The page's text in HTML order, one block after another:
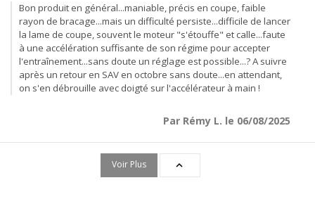
Bon produit en général...maniable, précis en coupe, faible
rayon de bracage...mais un difficulté persiste...difficile de lancer
la lame de coupe, souvent le moteur "s'étouffe" et calle...faute
à une accélération suffisante de son régime pour accepter
l'entraînement...sans doute un réglage est possible...? A suivre
après un retour en SAV en octobre sans doute...en attendant,
on s'en débrouille avec doigté sur l'accélérateur à main !
Par Rémy L. le 06/08/2025
Voir Plus 